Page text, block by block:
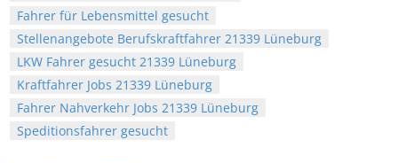
Fahrer für Lebensmittel gesucht
Stellenangebote Berufskraftfahrer 21339 Lüneburg
LKW Fahrer gesucht 21339 Lüneburg
Kraftfahrer Jobs 21339 Lüneburg
Fahrer Nahverkehr Jobs 21339 Lüneburg
Speditionsfahrer gesucht